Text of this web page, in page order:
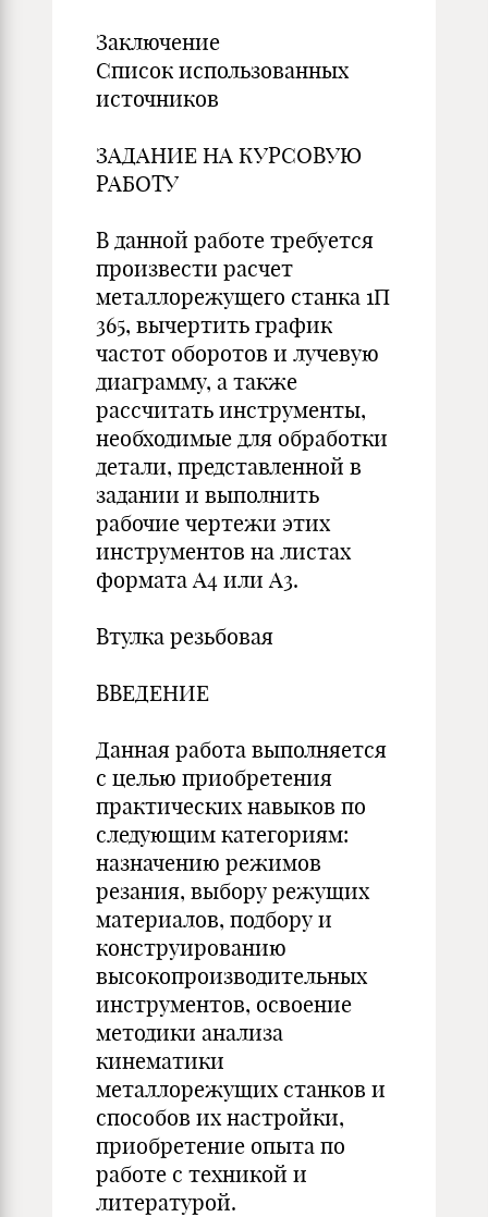
Заключение
Список использованных
источников
ЗАДАНИЕ НА КУРСОВУЮ
РАБОТУ
В данной работе требуется
произвести расчет
металлорежущего станка 1П
365, вычертить график
частот оборотов и лучевую
диаграмму, а также
рассчитать инструменты,
необходимые для обработки
детали, представленной в
задании и выполнить
рабочие чертежи этих
инструментов на листах
формата А4 или А3.
Втулка резьбовая
ВВЕДЕНИЕ
Данная работа выполняется
с целью приобретения
практических навыков по
следующим категориям:
назначению режимов
резания, выбору режущих
материалов, подбору и
конструированию
высокопроизводительных
инструментов, освоение
методики анализа
кинематики
металлорежущих станков и
способов их настройки,
приобретение опыта по
работе с техникой и
литературой.